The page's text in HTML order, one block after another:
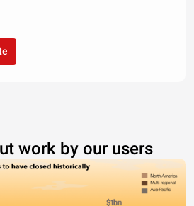
work by our users